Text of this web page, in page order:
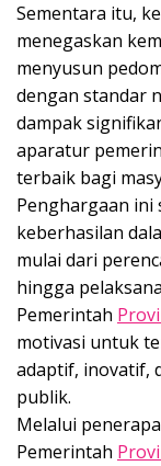
Sementara itu,
menegaskan
menyusun
dengan standar
dampak
aparatur
terbaik bagi
Penghargaan
keberhasilan
mulai dari
hingga
Pemerintah
motivasi untuk
adaptif, inovatif,
publik.
Melalui
Pemerintah